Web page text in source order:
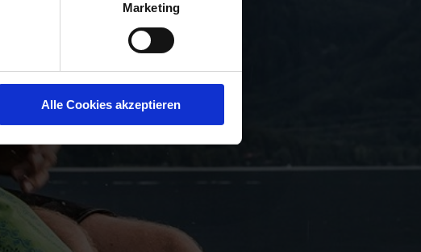
Marketing
Alle Cookies akzeptieren